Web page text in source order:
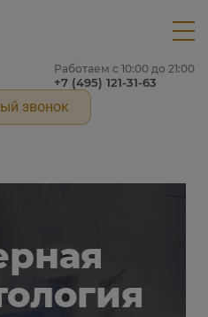
Работаем с 10:00 до 21:00
+7 (495) 121-31-63
звонок